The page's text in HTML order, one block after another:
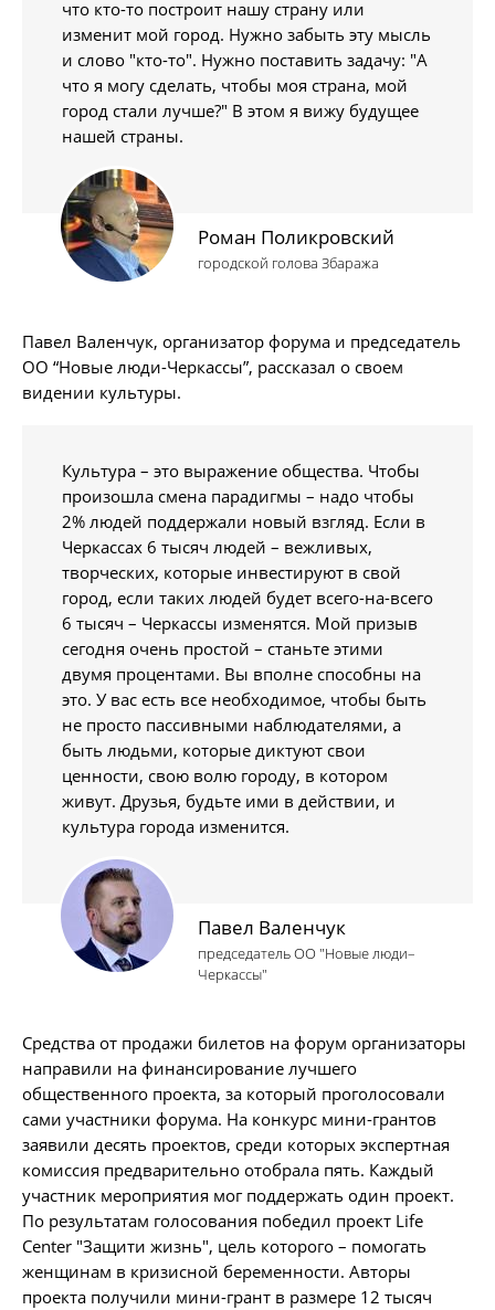
что кто-то построит нашу страну или
изменит мой город. Нужно забыть эту мысль
и слово "кто-то". Нужно поставить задачу: "А
что я могу сделать, чтобы моя страна, мой
город стали лучше?" В этом я вижу будущее
нашей страны.
Роман Поликровский
городской голова Збаража
Павел Валенчук, организатор форума и председатель
ОО “Новые люди-Черкассы”, рассказал о своем
видении культуры.
Культура – это выражение общества. Чтобы
произошла смена парадигмы – надо чтобы
2% людей поддержали новый взгляд. Если в
Черкассах 6 тысяч людей – вежливых,
творческих, которые инвестируют в свой
город, если таких людей будет всего-на-всего
6 тысяч – Черкассы изменятся. Мой призыв
сегодня очень простой – станьте этими
двумя процентами. Вы вполне способны на
это. У вас есть все необходимое, чтобы быть
не просто пассивными наблюдателями, а
быть людьми, которые диктуют свои
ценности, свою волю городу, в котором
живут. Друзья, будьте ими в действии, и
культура города изменится.
Павел Валенчук
председатель ОО "Новые люди–
Черкассы"
Средства от продажи билетов на форум организаторы
направили на финансирование лучшего
общественного проекта, за который проголосовали
сами участники форума. На конкурс мини-грантов
заявили десять проектов, среди которых экспертная
комиссия предварительно отобрала пять. Каждый
участник мероприятия мог поддержать один проект.
По результатам голосования победил проект Life
Center "Защити жизнь", цель которого – помогать
женщинам в кризисной беременности. Авторы
проекта получили мини-грант в размере 12 тысяч